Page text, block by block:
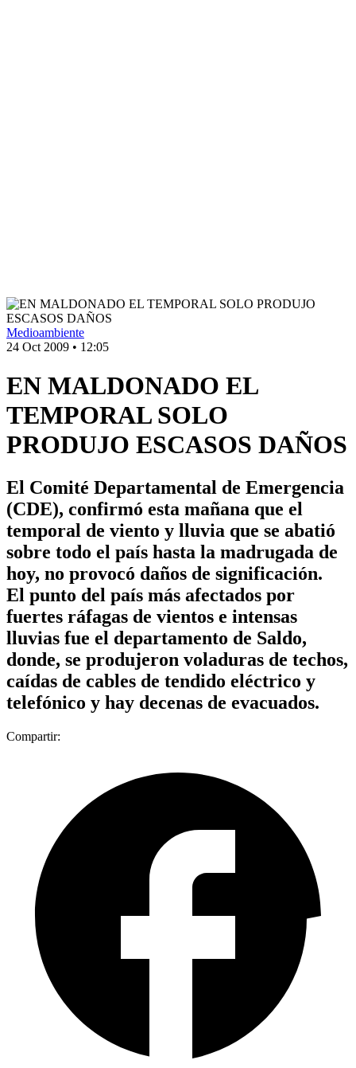
Medioambiente
24 Oct 2009 • 12:05
EN MALDONADO EL
TEMPORAL SOLO
PRODUJO ESCASOS DAÑOS
El Comité Departamental de Emergencia
(CDE), confirmó esta mañana que el
temporal de viento y lluvia que se abatió
sobre todo el país hasta la madrugada de
hoy, no provocó daños de significación.
El punto del país más afectados por
fuertes ráfagas de vientos e intensas
lluvias fue el departamento de Saldo,
donde, se produjeron voladuras de techos,
caídas de cables de tendido eléctrico y
telefónico y hay decenas de evacuados.
Compartir: